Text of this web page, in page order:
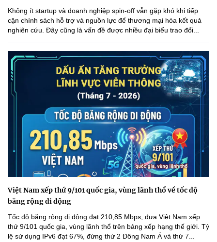
Không ít startup và doanh nghiệp spin-off vẫn gặp khó khi tiếp
cận chính sách hỗ trợ và nguồn lực để thương mại hóa kết quả
nghiên cứu. Đây cũng là vấn đề được nhiều đại biểu trao đổi...
Việt Nam xếp thứ 9/101 quốc gia, vùng lãnh thổ về tốc độ
băng rộng di động
Tốc độ băng rộng di động đạt 210,85 Mbps, đưa Việt Nam xếp
thứ 9/101 quốc gia, vùng lãnh thổ trên bảng xếp hạng thế giới. Tỷ
lệ sử dụng IPv6 đạt 67%, đứng thứ 2 Đông Nam Á và thứ 7...